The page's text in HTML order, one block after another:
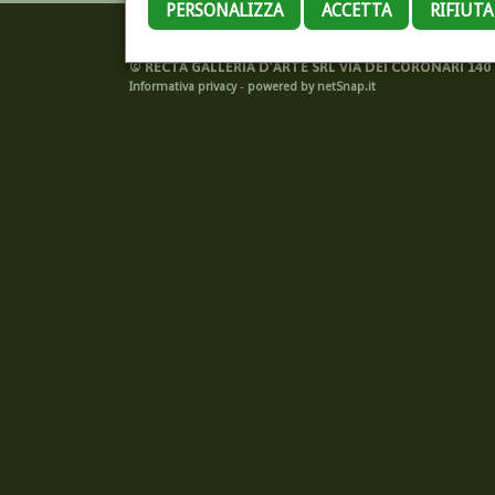
PERSONALIZZA ACCETTA
©RECTA GALLERIA D'ARTE SRL VIA DEI CORONARI
Informativa privacy- powered by netSnap.it